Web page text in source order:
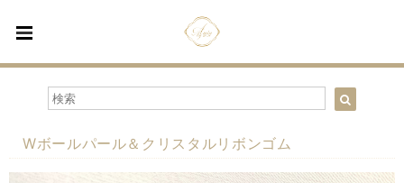
Wボールパール＆クリスタルリボンゴム